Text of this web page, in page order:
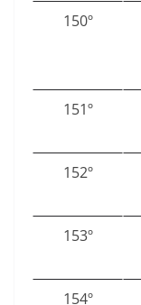
150º
151º
152º
153º
154º